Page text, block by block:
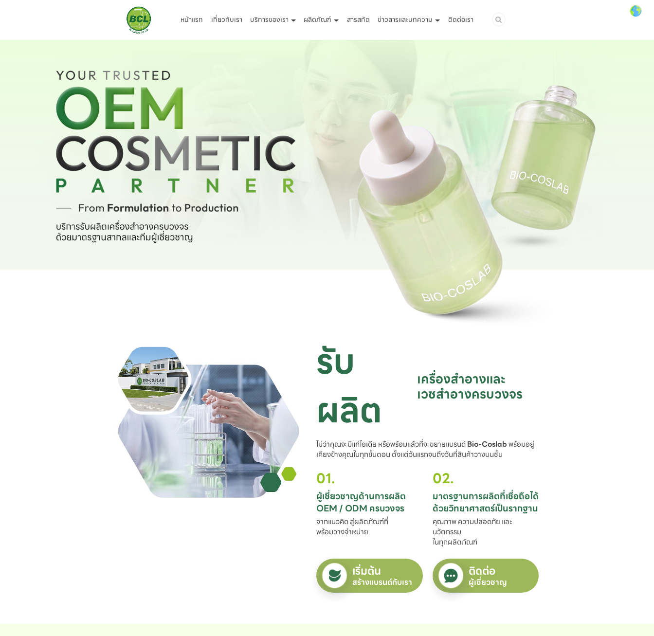
หน้าแรก เกี่ยวกับเรา บริการของเรา ผลิตภัณฑ์ สารสกัด ข่าวสารและบทความ ติดต่อเรา
รับ
ผลิต
เครื่องสำอางและ
เวชสำอางครบวงจร
ไม่ว่าคุณจะมีแค่ไอเดีย หรือพร้อมแล้วที่จะขยายแบรนด์ Bio-Coslab พร้อมอยู่
เคียงข้างคุณในทุกขั้นตอน ตั้งแต่วันแรกจนถึงวันที่สินค้าวางบนชั้น
01.
ผู้เชี่ยวชาญด้านการผลิต
OEM / ODM ครบวงจร
จากแนวคิด สู่ผลิตภัณฑ์ที่
พร้อมวางจำหน่าย
02.
มาตรฐานการผลิตที่เชื่อถือได้
ด้วยวิทยาศาสตร์เป็นรากฐาน
คุณภาพ ความปลอดภัย และ
นวัตกรรม
ในทุกผลิตภัณฑ์
เริ่มต้น
สร้างแบรนด์กับเรา
ติดต่อ
ผู้เชี่ยวชาญ